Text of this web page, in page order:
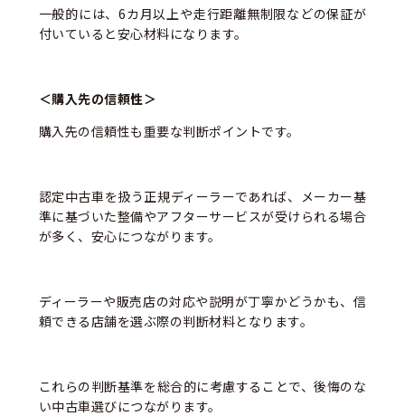
一般的には、6カ月以上や走行距離無制限などの保証が
付いていると安心材料になります。
＜購入先の信頼性＞
購入先の信頼性も重要な判断ポイントです。
認定中古車を扱う正規ディーラーであれば、メーカー基
準に基づいた整備やアフターサービスが受けられる場合
が多く、安心につながります。
ディーラーや販売店の対応や説明が丁寧かどうかも、信
頼できる店舗を選ぶ際の判断材料となります。
これらの判断基準を総合的に考慮することで、後悔のな
い中古車選びにつながります。